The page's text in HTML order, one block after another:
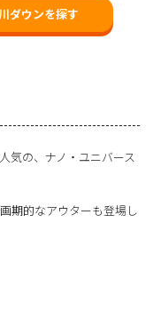
ダウンを探す
気の、ナノ・ユニバース
期的なアウターも登場し